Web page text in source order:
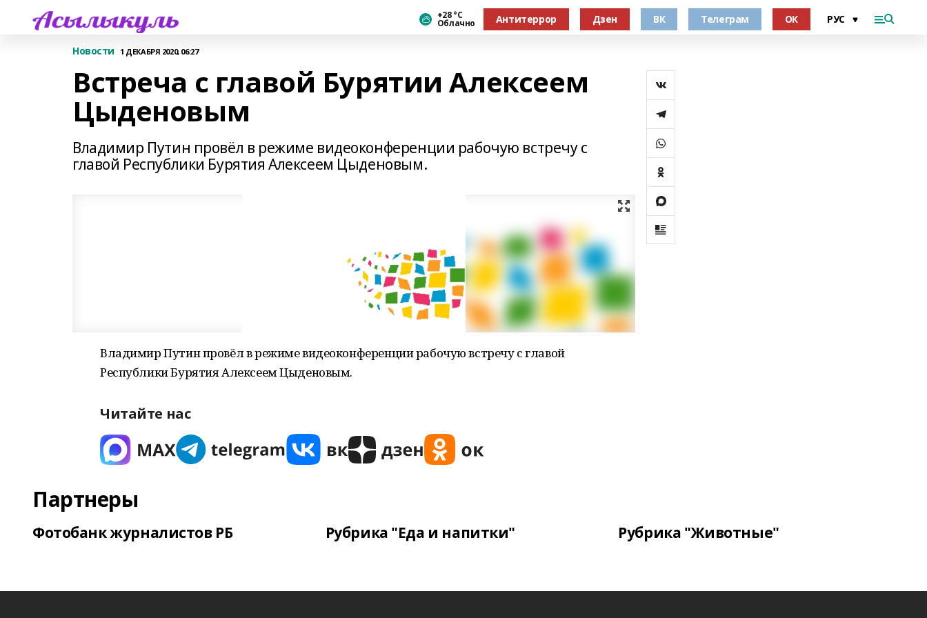
+28 °С
Облачно Антитеррор Дзен ВК Телеграм ОК
Новости 1 ДЕКАБРЯ 2020, 06:27
Встреча с главой Бурятии Алексеем
Цыденовым
Владимир Путин провёл в режиме видеоконференции рабочую встречу с
главой Республики Бурятия Алексеем Цыденовым.
Владимир Путин провёл в режиме видеоконференции рабочую встречу с главой
Республики Бурятия Алексеем Цыденовым.
Читайте нас
Партнеры
Фотобанк журналистов РБ Рубрика "Еда и напитки" Рубрика "Животные"